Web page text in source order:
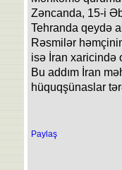
Zəncanda, 15-i
Tehranda qeydə
Rəsmilər
isə İran xaricində
Bu addım İran
hüquqşünaslar
Paylaş